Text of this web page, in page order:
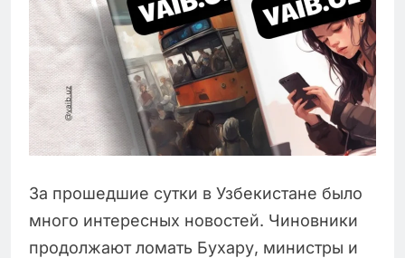
За прошедшие сутки в Узбекистане было
много интересных новостей. Чиновники
продолжают ломать Бухару, министры и